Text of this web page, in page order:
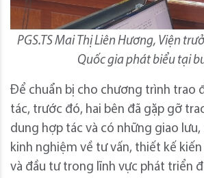
PGS.TS Mai Thị Liên Hương, Viện
Quốc gia phát biểu tại
Để chuẩn bị cho chương trình trao
tác, trước đó, hai bên đã gặp gỡ
dung hợp tác và có những giao lưu,
kinh nghiệm về tư vấn, thiết kế
và đầu tư trong lĩnh vực phát triển